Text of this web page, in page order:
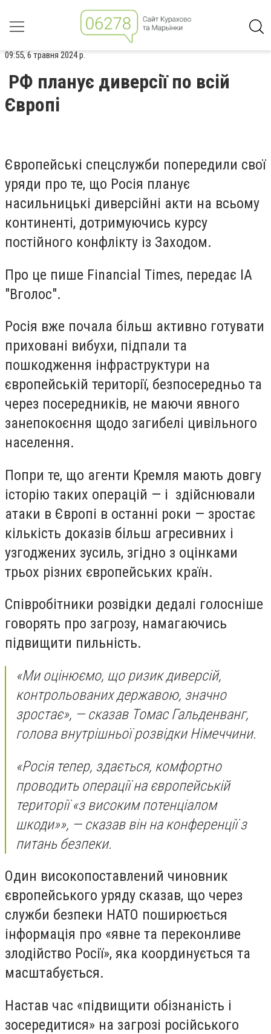
09:55, 6 травня 2024 р.
РФ планує диверсії по всій
Європі
Європейські спецслужби попередили свої
уряди про те, що Росія планує
насильницькі диверсійні акти на всьому
континенті, дотримуючись курсу
постійного конфлікту із Заходом.
Про це пише Financial Times, передає ІА
"Вголос".
Росія вже почала більш активно готувати
приховані вибухи, підпали та
пошкодження інфраструктури на
європейській території, безпосередньо та
через посередників, не маючи явного
занепокоєння щодо загибелі цивільного
населення.
Попри те, що агенти Кремля мають довгу
історію таких операцій — і здійснювали
атаки в Європі в останні роки — зростає
кількість доказів більш агресивних і
узгоджених зусиль, згідно з оцінками
трьох різних європейських країн.
Співробітники розвідки дедалі голосніше
говорять про загрозу, намагаючись
підвищити пильність.
«Ми оцінюємо, що ризик диверсій,
контрольованих державою, значно
зростає», — сказав Томас Гальденванг,
голова внутрішньої розвідки Німеччини.
«Росія тепер, здається, комфортно
проводить операції на європейській
території «з високим потенціалом
шкоди»», — сказав він на конференції з
питань безпеки.
Один високопоставлений чиновник
європейського уряду сказав, що через
служби безпеки НАТО поширюється
інформація про «явне та переконливе
злодійство Росії», яка координується та
масштабується.
Настав час «підвищити обізнаність і
зосередитися» на загрозі російського